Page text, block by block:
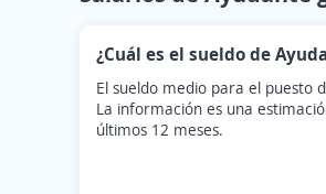
¿Cuál es el sueldo de
El sueldo medio para el puesto
La información es una
últimos 12 meses.